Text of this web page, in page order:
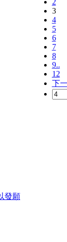
3
4
5
6
7
8
9..
12
下
發願